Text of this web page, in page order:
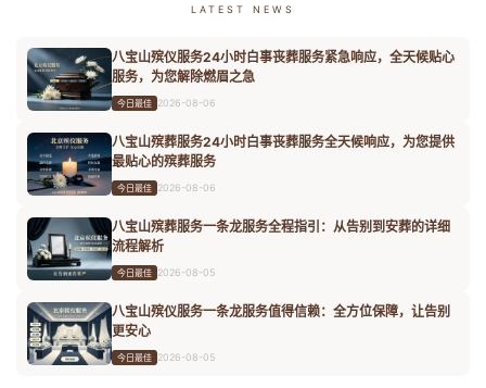
LATEST NEWS
八宝山殡仪服务24小时白事丧葬服务紧急响应，全天候贴心
服务，为您解除燃眉之急
今日最佳 2026-08-06
八宝山殡葬服务24小时白事丧葬服务全天候响应，为您提供
最贴心的殡葬服务
今日最佳 2026-08-06
八宝山殡葬服务一条龙服务全程指引：从告别到安葬的详细
流程解析
今日最佳 2026-08-05
八宝山殡仪服务一条龙服务值得信赖：全方位保障，让告别
更安心
今日最佳 2026-08-05